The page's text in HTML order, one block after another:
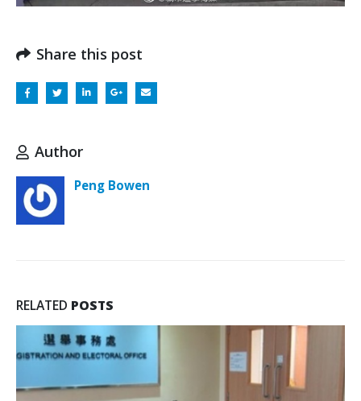
Share this post
Author
Peng Bowen
RELATED POSTS